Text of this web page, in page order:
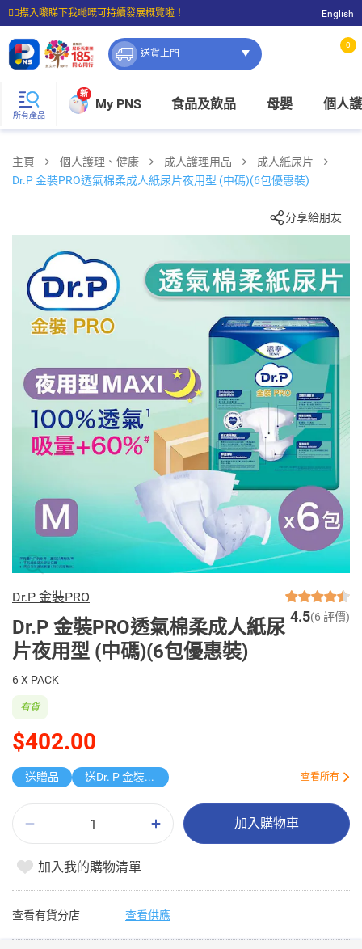
☝🏼㩒入嚟睇下我哋嘅可持續發展概覽啦！
⭐購物滿$399即享免費送貨；滿$100即可免費店取。
English
送貨上門
0
所有產品
新
My PNS 食品及飲品 母嬰 個人
主頁 個人護理、健康 成人護理用品
成人紙尿片
Dr.P 金裝PRO透氣棉柔成人紙尿片夜用型 (中碼)(6包優惠裝)
分享給朋友
Dr.P 金裝PRO
Dr.P 金裝PRO透氣棉柔成人紙尿
片夜用型 (中碼)(6包優惠裝)
4.5(6 評價)
6 X PACK
$402.00
有貨
送贈品 送Dr. P 金裝PRO 筋膜按摩槍 查看所有
加入購物車
加入我的購物清單
查看有貨分店 查看供應